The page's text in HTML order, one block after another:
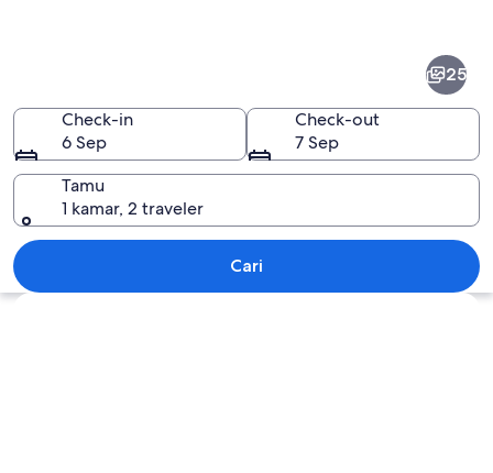
25
Check-in
6 Sep
Check-out
7 Sep
Tamu
1 kamar, 2 traveler
Cari
Jelajahi peta